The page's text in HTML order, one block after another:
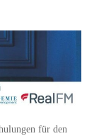
für den